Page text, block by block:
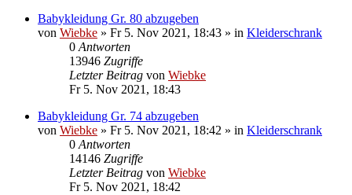
Babykleidung Gr. 80 abzugeben
von Wiebke » Fr 5. Nov 2021, 18:43 » in Kleiderschrank
0Antworten
13946 Zugriffe
Letzter Beitrag von Wiebke
Fr 5. Nov 2021, 18:43
Babykleidung Gr. 74 abzugeben
von Wiebke » Fr 5. Nov 2021, 18:42 » in Kleiderschrank
0Antworten
14146 Zugriffe
Letzter Beitrag von Wiebke
Fr 5. Nov 2021, 18:42